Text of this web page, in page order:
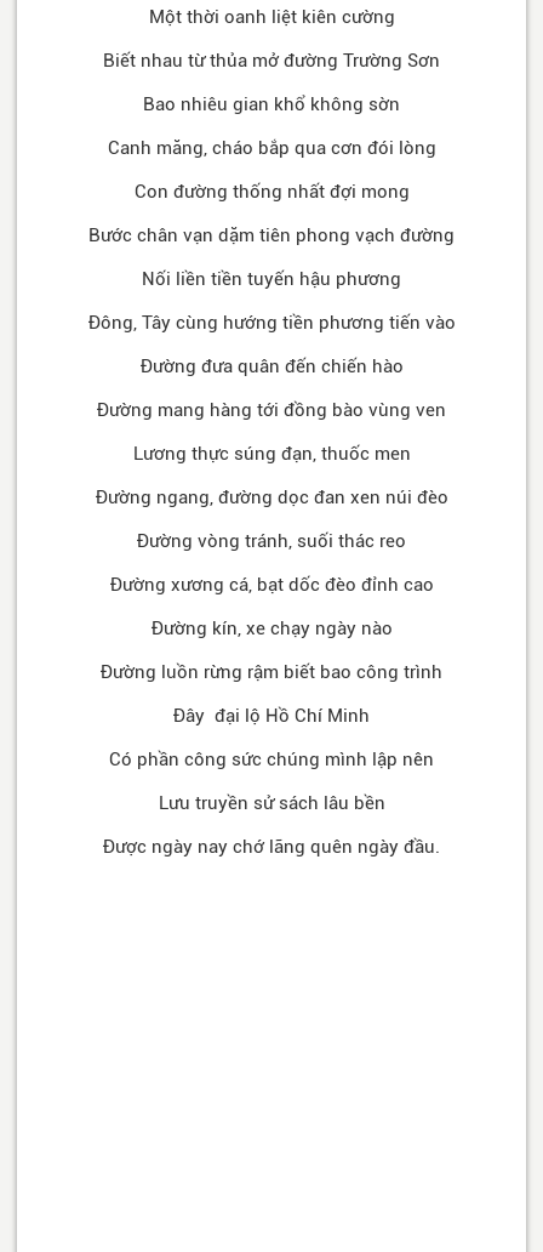
Một thời oanh liệt kiên cường
Biết nhau từ thủa mở đường Trường Sơn
Bao nhiêu gian khổ không sờn
Canh măng, cháo bắp qua cơn đói lòng
Con đường thống nhất đợi mong
Bước chân vạn dặm tiên phong vạch đường
Nối liền tiền tuyến hậu phương
Đông, Tây cùng hướng tiền phương tiến vào
Đường đưa quân đến chiến hào
Đường mang hàng tới đồng bào vùng ven
Lương thực súng đạn, thuốc men
Đường ngang, đường dọc đan xen núi đèo
Đường vòng tránh, suối thác reo
Đường xương cá, bạt dốc đèo đỉnh cao
Đường kín, xe chạy ngày nào
Đường luồn rừng rậm biết bao công trình
Đây đại lộ Hồ Chí Minh
Có phần công sức chúng mình lập nên
Lưu truyền sử sách lâu bền
Được ngày nay chớ lãng quên ngày đầu.